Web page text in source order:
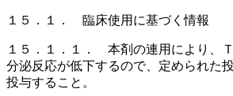
１５．１． 臨床使用に基づく情報
１５．１．１． 本剤の連用により、
分泌反応が低下するので、定められた
投与すること。